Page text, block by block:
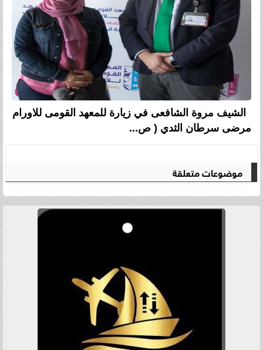
الشيف مروة الشافعى في زيارة للمعهد القومى للاورام
مرضى سرطان الثدي ( ص...
موضوعات متعلقة